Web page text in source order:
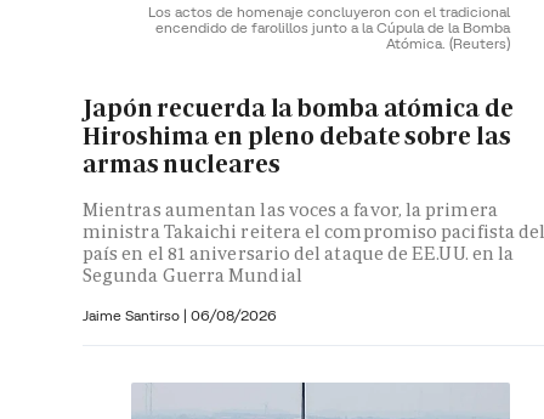
Los actos de homenaje concluyeron con el tradicional
encendido de farolillos junto a la Cúpula de la Bomba
Atómica. (Reuters)
Japón recuerda la bomba atómica de
Hiroshima en pleno debate sobre las
armas nucleares
Mientras aumentan las voces a favor, la primera
ministra Takaichi reitera el compromiso pacifista
país en el 81 aniversario del ataque de EE.UU. en la
Segunda Guerra Mundial
Jaime Santirso | 06/08/2026